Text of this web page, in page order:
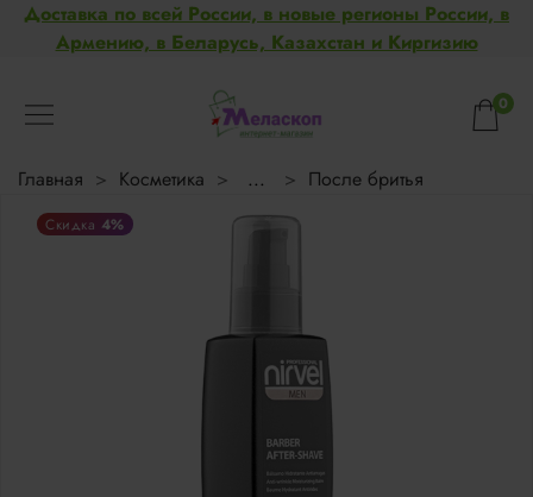
Доставка по всей России, в новые регионы России, в
Армению, в Беларусь, Казахстан и Киргизию
0
Главная Косметика ... После бритья
4%